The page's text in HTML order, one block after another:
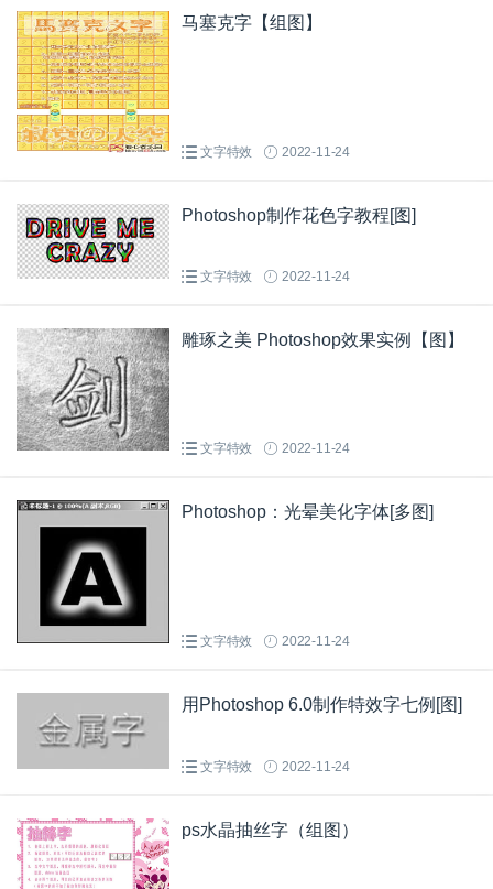
马塞克字【组图】
文字特效 2022-11-24
Photoshop制作花色字教程[图]
文字特效 2022-11-24
雕琢之美 Photoshop效果实例【图】
文字特效 2022-11-24
Photoshop：光晕美化字体[多图]
文字特效 2022-11-24
用Photoshop 6.0制作特效字七例[图]
文字特效 2022-11-24
ps水晶抽丝字（组图）